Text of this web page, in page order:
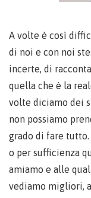
A volte è così
di noi e con noi
incerte, di
quella che è la
volte diciamo dei
non possiamo
grado di fare
o per sufficienza
amiamo e alle
vediamo migliori,